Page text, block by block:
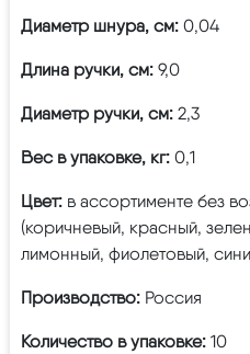
Диаметр шнура, см: 0,04
Длина ручки, см: 9,0
Диаметр ручки, см: 2,3
Вес в упаковке, кг: 0,1
Цвет: в ассортименте без
(коричневый, красный,
лимонный, фиолетовый,
Производство: Россия
Количество в упаковке: 10